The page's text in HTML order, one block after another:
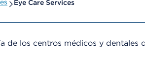
Eye Care Services
los centros médicos y dentales